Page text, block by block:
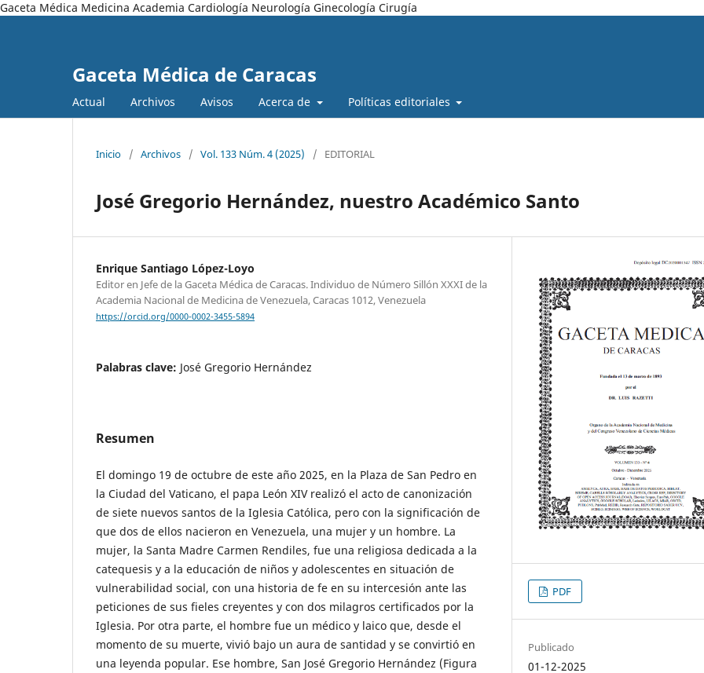
Gaceta Médica Medicina Academia Cardiología Neurología Ginecología Cirugía
Gaceta Médica de Caracas
Actual Archivos Avisos Acerca de Políticas editoriales
Inicio / Archivos / Vol. 133 Núm. 4 (2025) / EDITORIAL
José Gregorio Hernández, nuestro Académico Santo
Enrique Santiago López-Loyo
Editor en Jefe de la Gaceta Médica de Caracas. Individuo de Número Sillón XXXI de la
Academia Nacional de Medicina de Venezuela, Caracas 1012, Venezuela
https://orcid.org/0000-0002-3455-5894
Palabras clave: José Gregorio Hernández
Resumen
El domingo 19 de octubre de este año 2025, en la Plaza de San Pedro en
la Ciudad del Vaticano, el papa León XIV realizó el acto de canonización
de siete nuevos santos de la Iglesia Católica, pero con la significación de
que dos de ellos nacieron en Venezuela, una mujer y un hombre. La
mujer, la Santa Madre Carmen Rendiles, fue una religiosa dedicada a la
catequesis y a la educación de niños y adolescentes en situación de
vulnerabilidad social, con una historia de fe en su intercesión ante las
peticiones de sus fieles creyentes y con dos milagros certificados por la
Iglesia. Por otra parte, el hombre fue un médico y laico que, desde el
momento de su muerte, vivió bajo un aura de santidad y se convirtió en
una leyenda popular. Ese hombre, San José Gregorio Hernández (Figura
PDF
Publicado
01-12-2025